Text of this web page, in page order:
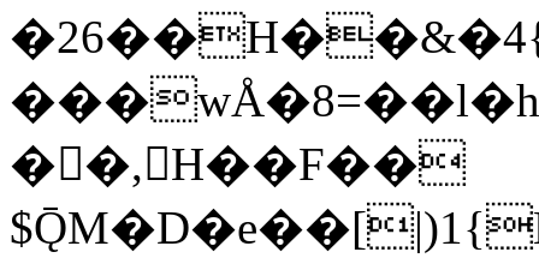
��ٰ,H��F��